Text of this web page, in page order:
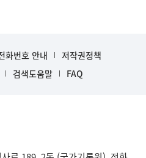
화번호 안내
저작권정책
검색도움말 FAQ